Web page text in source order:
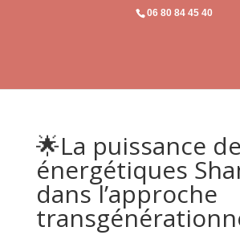
06 80 84 45 40
🌟La puissance
énergétiques
dans l’approche